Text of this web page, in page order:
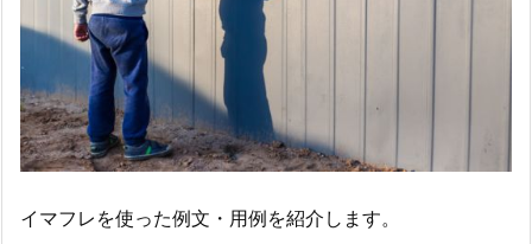
イマフレを使った例文・用例を紹介します。